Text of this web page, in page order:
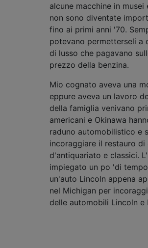
alcune macchine in musei
non sono diventate
fino ai primi anni '70.
potevano permetterseli a
di lusso che pagavano
prezzo della benzina.
Mio cognato aveva una
eppure aveva un lavoro
della famiglia venivano
americani e Okinawa
raduno automobilistico e
incoraggiare il restauro
d'antiquariato e classici.
impiegato un po 'di
un'auto Lincoln appena
nel Michigan per
delle automobili Lincoln e